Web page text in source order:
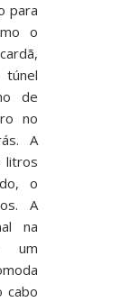
para
o
de
no
A
litros
o
A
na
um
cabo